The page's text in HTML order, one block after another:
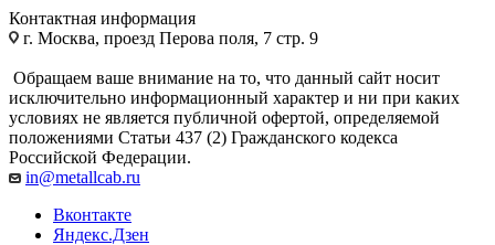
Контактная информация
г. Москва, проезд Перова поля, 7 стр. 9
Обращаем ваше внимание на то, что данный сайт носит
исключительно информационный характер и ни при каких
условиях не является публичной офертой, определяемой
положениями Статьи 437 (2) Гражданского кодекса
Российской Федерации.
in@metallcab.ru
Вконтакте
Яндекс.Дзен